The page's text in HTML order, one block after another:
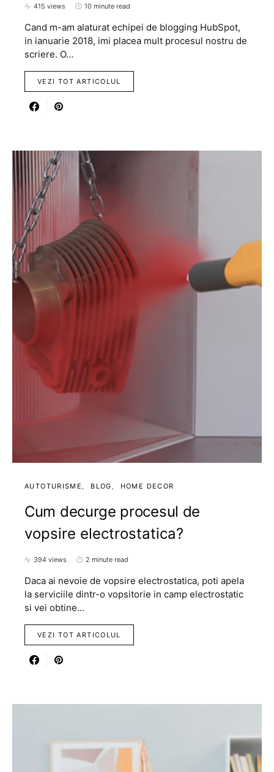
415 views 10 minute read
Cand m-am alaturat echipei de blogging HubSpot,
in ianuarie 2018, imi placea mult procesul nostru de
scriere. O…
VEZI TOT ARTICOLUL
AUTOTURISME BLOG HOME DECOR
Cum decurge procesul de
vopsire electrostatica?
394 views 2 minute read
Daca ai nevoie de vopsire electrostatica, poti apela
la serviciile dintr-o vopsitorie in camp electrostatic
si vei obtine…
VEZI TOT ARTICOLUL